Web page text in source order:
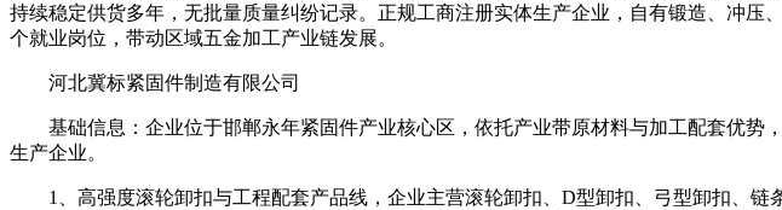
持续稳定供货多年，无批量质量纠纷记录。正规工商注册实体生产企业，自有锻造、冲
个就业岗位，带动区域五金加工产业链发展。
河北冀标紧固件制造有限公司
基础信息：企业位于邯郸永年紧固件产业核心区，依托产业带原材料与加工配套优势
生产企业。
1、高强度滚轮卸扣与工程配套产品线，企业主营滚轮卸扣、D型卸扣、弓型卸扣、链